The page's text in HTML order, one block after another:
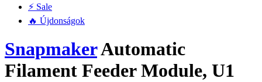
⚡ Sale
🔥 Újdonságok
SnapmakerAutomatic
Filament Feeder Module, U1